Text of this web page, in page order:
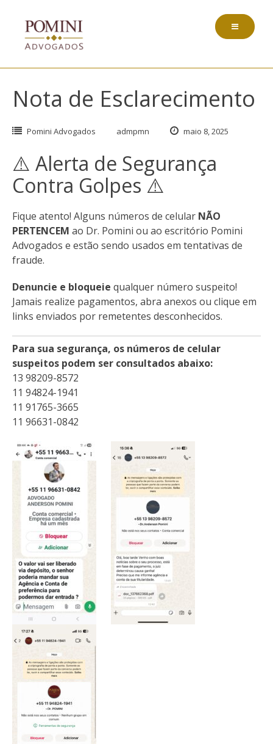
conteúdo
Nota de Esclarecimento
Pomini Advogados admpmn maio 8, 2025
⚠️ Alerta de Segurança
Contra Golpes ⚠️
Fique atento! Alguns números de celular NÃO
PERTENCEM ao Dr. Pomini ou ao escritório Pomini
Advogados e estão sendo usados em tentativas de
fraude.
Denuncie e bloqueie qualquer número suspeito!
Jamais realize pagamentos, abra anexos ou clique em
links enviados por remetentes desconhecidos.
Para sua segurança, os números de celular
suspeitos podem ser consultados abaixo:
13 98209-8572
11 94824-1941
11 91765-3665
11 96631-0842